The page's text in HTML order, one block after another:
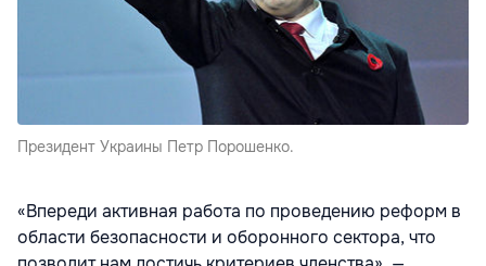
Президент Украины Петр Порошенко.
«Впереди активная работа по проведению реформ в
области безопасности и оборонного сектора, что